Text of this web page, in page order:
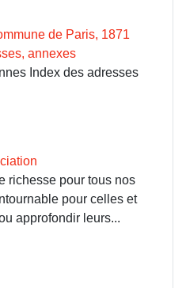
de Paris, 1871
annexes
Index des adresses
richesse pour tous nos
pour celles et
approfondir leurs...